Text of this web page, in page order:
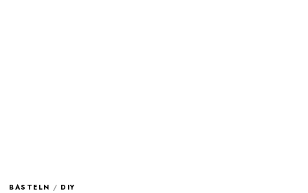
BASTELN / DIY